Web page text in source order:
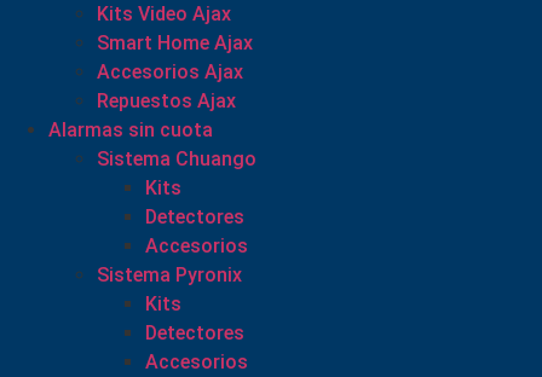
Kits Video Ajax
Smart Home Ajax
Accesorios Ajax
Repuestos Ajax
Alarmas sin cuota
Sistema Chuango
Kits
Detectores
Accesorios
Sistema Pyronix
Kits
Detectores
Accesorios